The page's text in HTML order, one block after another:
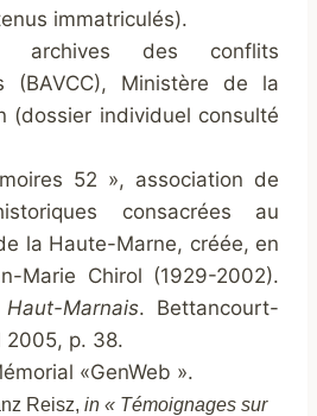
immatriculés).
archives des conflits
(BAVCC), Ministère de la
(dossier individuel consulté
52 », association de
consacrées au
la Haute-Marne, créée, en
Marie Chirol (1929-2002).
Marnais. Bettancourt-
2005, p. 38.
«GenWeb ».
Reisz, in « Témoignages sur